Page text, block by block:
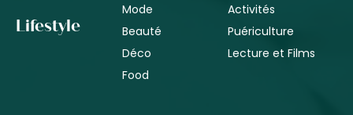
Lifestyle
Mode
Beauté
Déco
Food
Activités
Puériculture
Lecture et Films